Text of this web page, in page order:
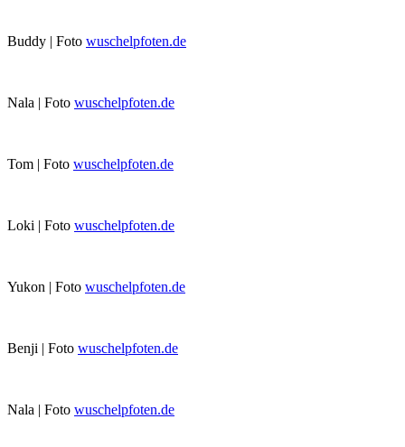
Buddy | Foto wuschelpfoten.de
Nala | Foto wuschelpfoten.de
Tom | Foto wuschelpfoten.de
Loki | Foto wuschelpfoten.de
Yukon | Foto wuschelpfoten.de
Benji | Foto wuschelpfoten.de
Nala | Foto wuschelpfoten.de